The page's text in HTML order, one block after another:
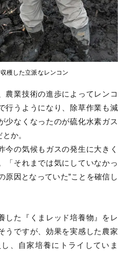
穫した立派なレンコン
農業技術の進歩によってレンコ
行うようになり、除草作業も減
少なくなったのが硫化水素ガス
か。
今の気候もガスの発生に大きく
「それまでは気にしていなかっ
原因となっていた”ことを確信し
した『くまレッド培養物』をレ
うですが、効果を実感した農家
、自家培養にトライしていま